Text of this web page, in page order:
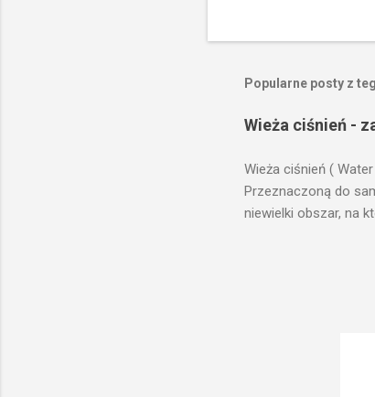
Popularne posty z
Wieża ciśnień -
Wieża ciśnień (
Przeznaczoną do
niewielki obszar, na
zaplanowanej dla
musi zostać